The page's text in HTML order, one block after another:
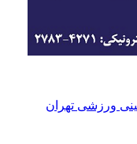
ورزشی تهران